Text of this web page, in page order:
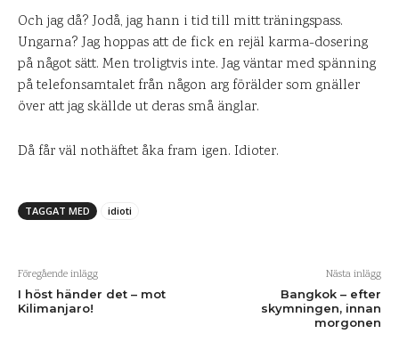
Och jag då? Jodå, jag hann i tid till mitt träningspass.
Ungarna? Jag hoppas att de fick en rejäl karma-dosering
på något sätt. Men troligtvis inte. Jag väntar med spänning
på telefonsamtalet från någon arg förälder som gnäller
över att jag skällde ut deras små änglar.
Då får väl nothäftet åka fram igen. Idioter.
TAGGAT MED idioti
Föregående inlägg
I höst händer det – mot
Kilimanjaro!
Nästa inlägg
Bangkok – efter
skymningen, innan
morgonen